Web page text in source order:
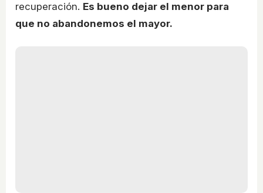
recuperación. Es bueno dejar el menor para
que no abandonemos el mayor.